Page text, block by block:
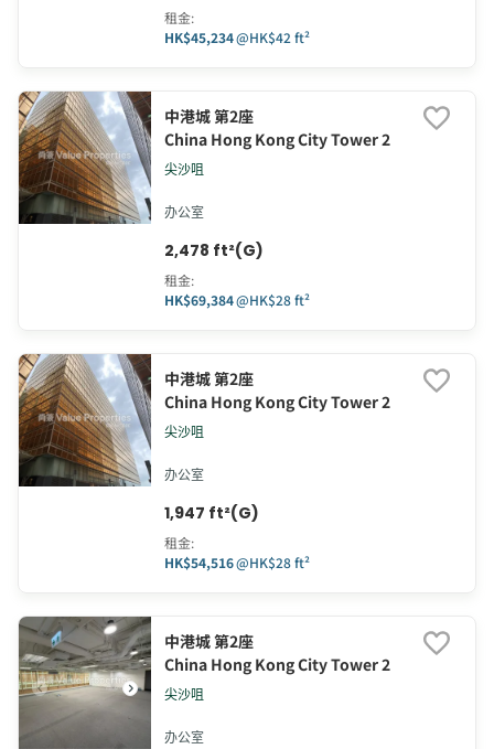
租金:
HK$45,234@HK$42 ft²
中港城 第2座
China Hong Kong City Tower 2
尖沙咀
办公室
2,478 ft²(G)
租金:
HK$69,384@HK$28 ft²
中港城 第2座
China Hong Kong City Tower 2
尖沙咀
办公室
1,947 ft²(G)
租金:
HK$54,516@HK$28 ft²
中港城 第2座
China Hong Kong City Tower 2
尖沙咀
办公室